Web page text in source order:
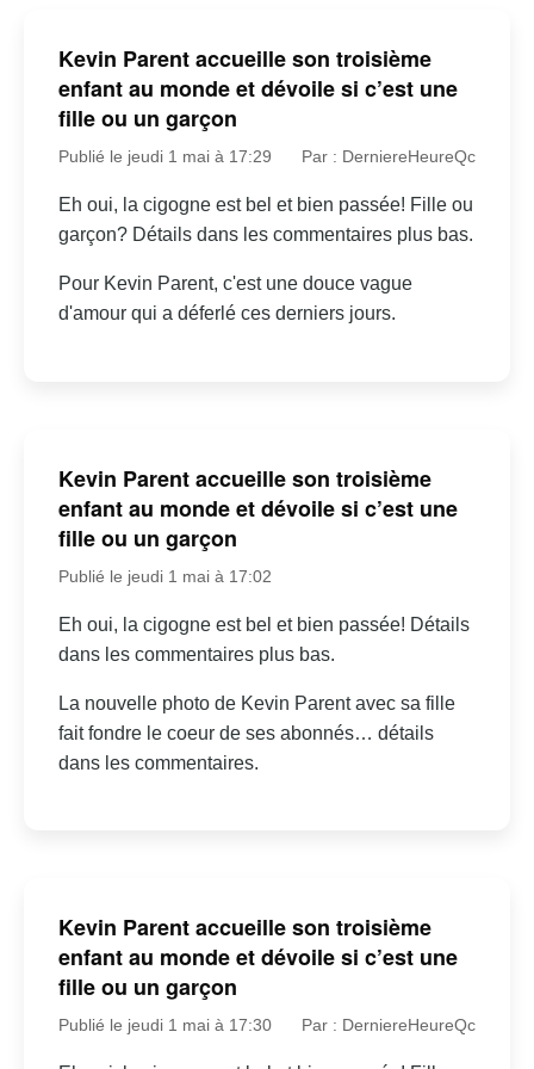
Kevin Parent accueille son troisième
enfant au monde et dévoile si c’est une
fille ou un garçon
Publié le jeudi 1 mai à 17:29 Par : DerniereHeureQc
Eh oui, la cigogne est bel et bien passée! Fille ou
garçon? Détails dans les commentaires plus bas.
Pour Kevin Parent, c'est une douce vague
d'amour qui a déferlé ces derniers jours.
Kevin Parent accueille son troisième
enfant au monde et dévoile si c’est une
fille ou un garçon
Publié le jeudi 1 mai à 17:02
Eh oui, la cigogne est bel et bien passée! Détails
dans les commentaires plus bas.
La nouvelle photo de Kevin Parent avec sa fille
fait fondre le coeur de ses abonnés… détails
dans les commentaires.
Kevin Parent accueille son troisième
enfant au monde et dévoile si c’est une
fille ou un garçon
Publié le jeudi 1 mai à 17:30 Par : DerniereHeureQc